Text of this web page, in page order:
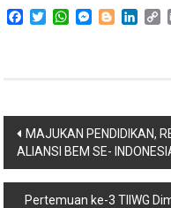
Facebook
TwitterWhatsApp
Messenger
Blogger
Navigasi
pos
MAJUKAN PENDIDIKAN,
ALIANSI BEM SE-
Pertemuan ke-3 TIIWG